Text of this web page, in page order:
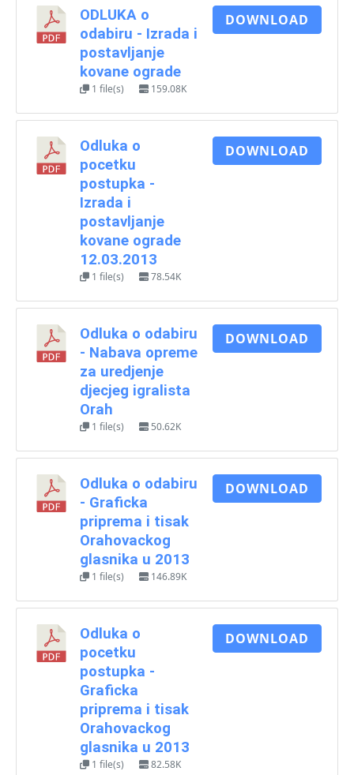
ODLUKA o
odabiru - Izrada i
postavljanje
kovane ograde
1 file(s) 159.08K
DOWNLOAD
Odluka o
pocetku
postupka -
Izrada i
postavljanje
kovane ograde
12.03.2013
1 file(s) 78.54K
DOWNLOAD
Odluka o odabiru
- Nabava opreme
za uredjenje
djecjeg igralista
Orah
1 file(s) 50.62K
DOWNLOAD
Odluka o odabiru
- Graficka
priprema i tisak
Orahovackog
glasnika u 2013
1 file(s) 146.89K
DOWNLOAD
Odluka o
pocetku
postupka -
Graficka
priprema i tisak
Orahovackog
glasnika u 2013
1 file(s) 82.58K
DOWNLOAD